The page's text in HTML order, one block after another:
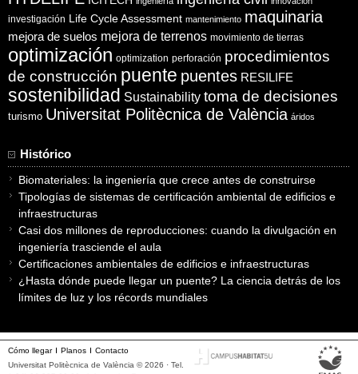
investigación Life Cycle Assessment mantenimiento maquinaria
mejora de suelos mejora de terrenos movimiento de tierras
optimización optimization perforación procedimientos
de construcción puente puentes RESILIFE
sostenibilidad Sustainability toma de decisiones
turismo Universitat Politècnica de València áridos
Histórico
Biomateriales: la ingeniería que crece antes de construirse
Tipologías de sistemas de certificación ambiental de edificios e
infraestructuras
Casi dos millones de reproducciones: cuando la divulgación en
ingeniería trasciende el aula
Certificaciones ambientales de edificios e infraestructuras
¿Hasta dónde puede llegar un puente? La ciencia detrás de los
límites de luz y los récords mundiales
Cómo llegar Planos
Contacto
Universitat Politècnica de València © 2026 · Tel.